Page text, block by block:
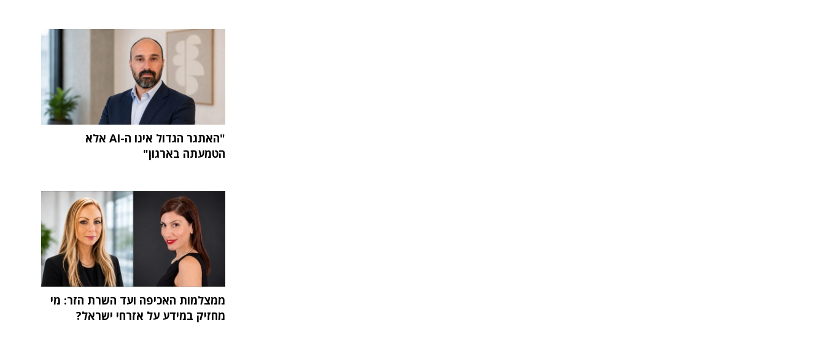
"האתגר הגדול אינו ה-AI אלא
הטמעתה בארגון"
ממצלמות האכיפה ועד השרת הזר: מי
מחזיק במידע על אזרחי ישראל?